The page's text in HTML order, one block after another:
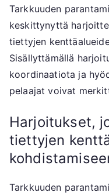
Tarkkuuden
keskittynyttä
tiettyjen
Sisällyttämällä
koordinaatiota ja
pelaajat voivat
Harjoitukset,
tiettyjen
Tarkkuuden